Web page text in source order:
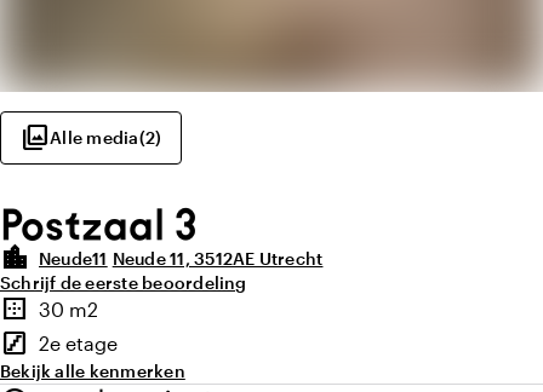
photo_libraryAlle media(2)
Postzaal 3
location_city Neude11 Neude 11, 3512AE Utrecht
Schrijf de eerste beoordeling
Highlights
border_outer
Oppervlakte
30 m2
stairs
Verdieping
2e etage
Bekijk alle kenmerken